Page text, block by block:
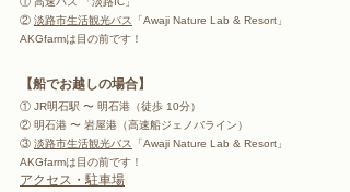
② 淡路市生活観光バス
「Awaji Nature Lab & Resort」
AKGfarmは目の前です！
【船でお越しの場合】
① JR明石駅 〜 明石港（徒歩 10分）
② 明石港 〜 岩屋港（高速船ジェノバライン）
③ 淡路市生活観光バス
「Awaji Nature Lab & Resort」
AKGfarmは目の前です！
アクセス・駐車場